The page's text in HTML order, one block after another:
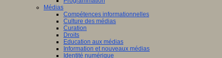
Médias
Compétences informationnelles
Culture des médias
Curation
Droits
Education aux médias
Information et nouveaux médias
Identité numérique